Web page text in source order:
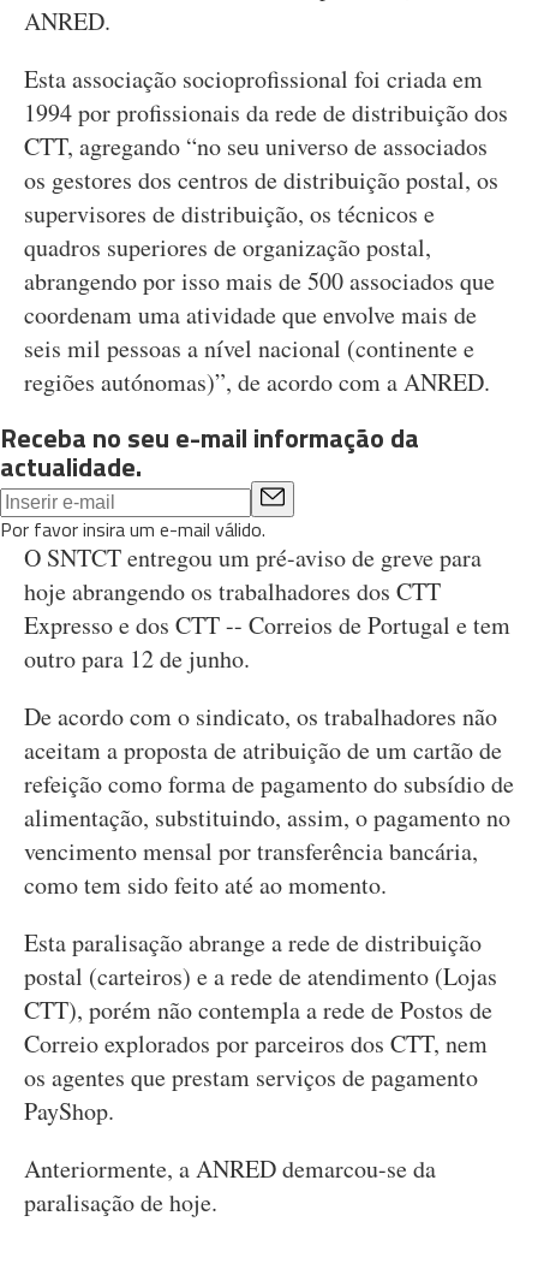
ANRED.
Esta associação socioprofissional foi criada em
1994 por profissionais da rede de distribuição dos
CTT, agregando “no seu universo de associados
os gestores dos centros de distribuição postal, os
supervisores de distribuição, os técnicos e
quadros superiores de organização postal,
abrangendo por isso mais de 500 associados que
coordenam uma atividade que envolve mais de
seis mil pessoas a nível nacional (continente e
regiões autónomas)”, de acordo com a ANRED.
Receba no seu e-mail informação da
actualidade.
Por favor insira um e-mail válido.
O SNTCT entregou um pré-aviso de greve para
hoje abrangendo os trabalhadores dos CTT
Expresso e dos CTT -- Correios de Portugal e tem
outro para 12 de junho.
De acordo com o sindicato, os trabalhadores não
aceitam a proposta de atribuição de um cartão de
refeição como forma de pagamento do subsídio de
alimentação, substituindo, assim, o pagamento no
vencimento mensal por transferência bancária,
como tem sido feito até ao momento.
Esta paralisação abrange a rede de distribuição
postal (carteiros) e a rede de atendimento (Lojas
CTT), porém não contempla a rede de Postos de
Correio explorados por parceiros dos CTT, nem
os agentes que prestam serviços de pagamento
PayShop.
Anteriormente, a ANRED demarcou-se da
paralisação de hoje.